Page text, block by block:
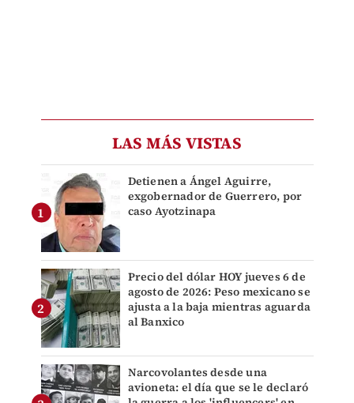
LAS MÁS VISTAS
Detienen a Ángel Aguirre,
exgobernador de Guerrero, por
caso Ayotzinapa
Precio del dólar HOY jueves 6 de
agosto de 2026: Peso mexicano se
ajusta a la baja mientras aguarda
al Banxico
Narcovolantes desde una
avioneta: el día que se le declaró